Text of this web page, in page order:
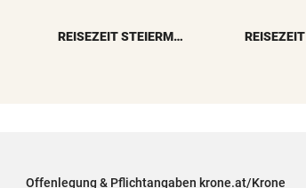
REISEZEIT STEIERMARK REISEZEIT
Offenlegung & Pflichtangaben krone.at/Krone